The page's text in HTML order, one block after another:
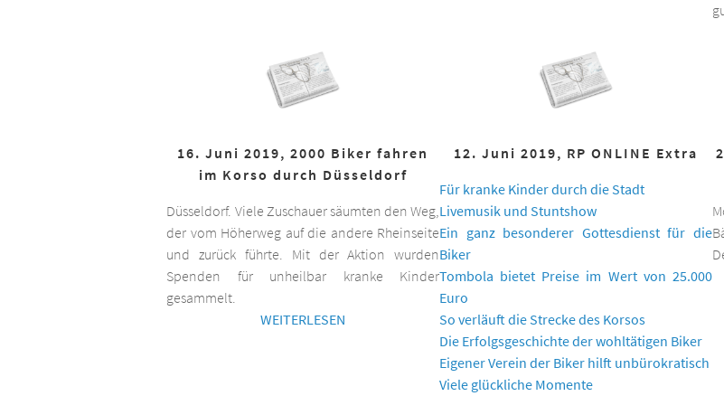
16. Juni 2019, 2000 Biker fahren
im Korso durch Düsseldorf
Düsseldorf. Viele Zuschauer säumten den Weg,
der vom Höherweg auf die andere Rheinseite
und zurück führte. Mit der Aktion wurden
Spenden für unheilbar kranke Kinder
gesammelt.
WEITERLESEN
12. Juni 2019, RP ONLINE Extra
Für kranke Kinder durch die Stadt
Livemusik und Stuntshow
Ein ganz besonderer Gottesdienst für die
Biker
Tombola bietet Preise im Wert von 25.000
Euro
So verläuft die Strecke des Korsos
Die Erfolgsgeschichte der wohltätigen Biker
Eigener Verein der Biker hilft unbürokratisch
Viele glückliche Momente